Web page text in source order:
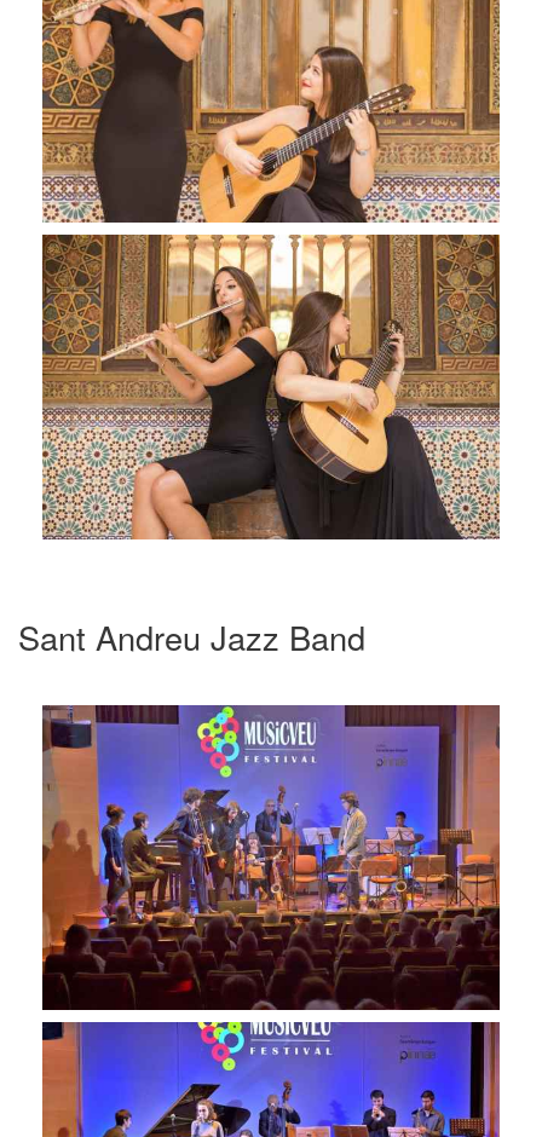
Sant Andreu Jazz Band